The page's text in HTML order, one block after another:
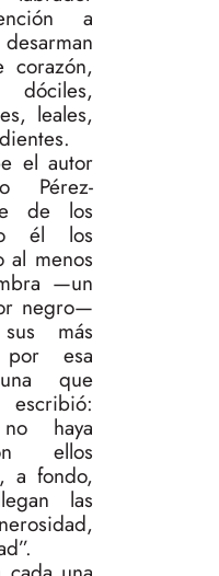
a
corazón,
leales,
el autor
Pérez-
de los
él los
al menos
—un
negro—
más
esa
que
haya
ellos
a fondo,
las